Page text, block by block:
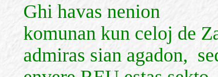
Ghi havas nenion
komunan kun celoj de
admiras sian agadon,